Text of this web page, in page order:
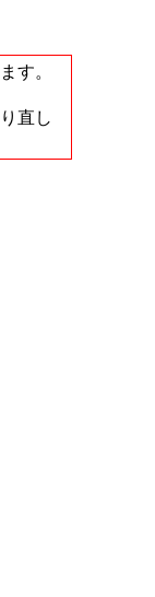
す。
直し